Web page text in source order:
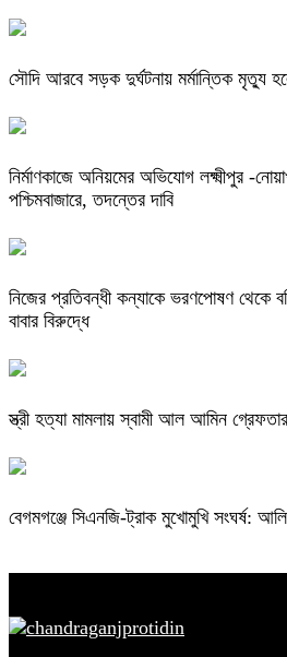
সৌদি আরবে সড়ক দুর্ঘটনায় মর্মান্তিক মৃত্যু
নির্মাণকাজে অনিয়মের অভিযোগ লক্ষ্মীপুর -
পশ্চিমবাজারে, তদন্তের দাবি
নিজের প্রতিবন্ধী কন্যাকে ভরণপোষণ থেকে
বাবার বিরুদ্ধে
স্ত্রী হত্যা মামলায় স্বামী আল আমিন গ্রেফতার
বেগমগঞ্জে সিএনজি-ট্রাক মুখোমুখি সংঘর্ষ: